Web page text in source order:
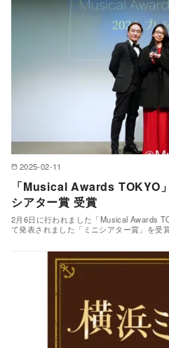
2025-02-11
「Musical Awards TOKYO
シアター賞 受賞
2月6日に行われました「Musical Awards
て発表されました「ミニシアター賞」を受